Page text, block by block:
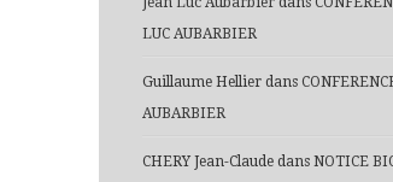
LUC AUBARBIER
Guillaume Hellier dans
AUBARBIER
CHERY Jean-Claude dans NOTICE